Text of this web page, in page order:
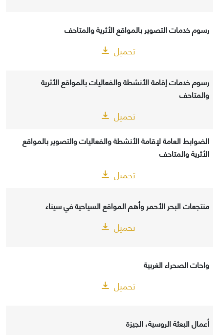
رسوم خدمات التصوير بالمواقع الأثرية والمتاحف
تحميل
رسوم خدمات إقامة الأنشطة والفعاليات بالمواقع الأثرية
والمتاحف
تحميل
الضوابط العامة لإقامة الأنشطة والفعاليات والتصوير بالمواقع
الأثرية والمتاحف
تحميل
منتجعات البحر الأحمر وأهم المواقع السياحية في سيناء
تحميل
واحات الصحراء الغربية
تحميل
أعمال البعثة الروسية، الجيزة